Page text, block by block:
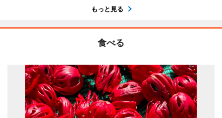
もっと見る
食べる